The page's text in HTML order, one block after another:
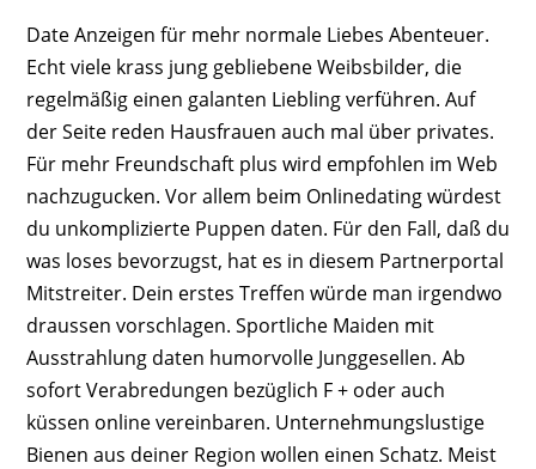
Date Anzeigen für mehr normale Liebes Abenteuer.
Echt viele krass jung gebliebene Weibsbilder, die
regelmäßig einen galanten Liebling verführen. Auf
der Seite reden Hausfrauen auch mal über privates.
Für mehr Freundschaft plus wird empfohlen im Web
nachzugucken. Vor allem beim Onlinedating würdest
du unkomplizierte Puppen daten. Für den Fall, daß du
was loses bevorzugst, hat es in diesem Partnerportal
Mitstreiter. Dein erstes Treffen würde man irgendwo
draussen vorschlagen. Sportliche Maiden mit
Ausstrahlung daten humorvolle Junggesellen. Ab
sofort Verabredungen bezüglich F + oder auch
küssen online vereinbaren. Unternehmungslustige
Bienen aus deiner Region wollen einen Schatz. Meist